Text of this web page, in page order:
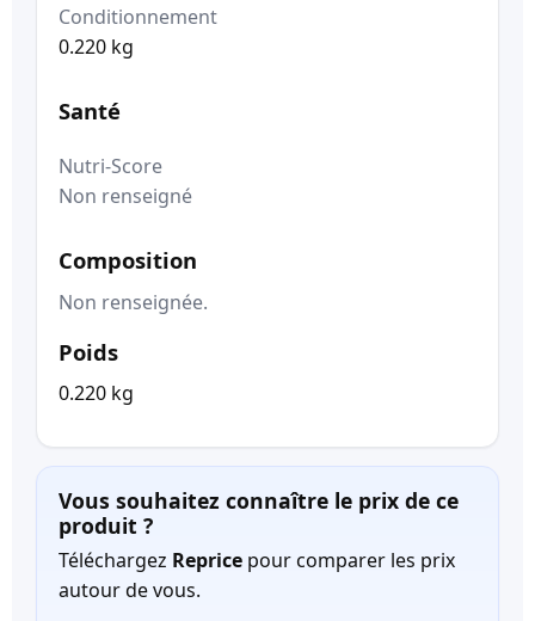
Conditionnement
0.220 kg
Santé
Nutri-Score
Non renseigné
Composition
Non renseignée.
Poids
0.220 kg
Vous souhaitez connaître le prix de ce
produit ?
Téléchargez Reprice pour comparer les prix
autour de vous.